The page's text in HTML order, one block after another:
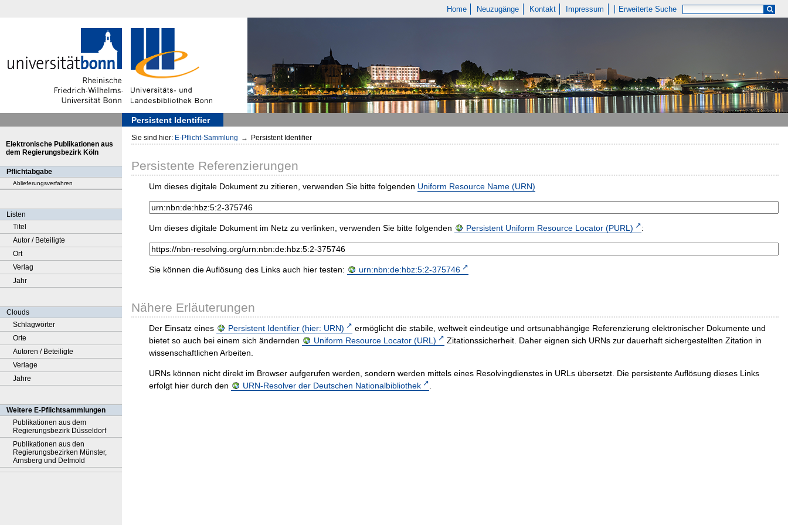
Home Neuzugänge Kontakt Impressum Erweiterte Suche
Persistent Identifier
Elektronische Publikationen aus
dem Regierungsbezirk Köln
Pflichtabgabe
Ablieferungsverfahren
Listen
Titel
Autor / Beteiligte
Ort
Verlag
Jahr
Clouds
Schlagwörter
Orte
Autoren / Beteiligte
Verlage
Jahre
Weitere E-Pflichtsammlungen
Publikationen aus dem
Regierungsbezirk Düsseldorf
Publikationen aus den
Regierungsbezirken Münster,
Arnsberg und Detmold
Sie sind hier: E-Pflicht-Sammlung → Persistent Identifier
Persistente Referenzierungen
Um dieses digitale Dokument zu zitieren, verwenden Sie bitte folgenden Uniform Resource Name (URN)
Um dieses digitale Dokument im Netz zu verlinken, verwenden Sie bitte folgenden Persistent Uniform Resource Locator (PURL) :
Sie können die Auflösung des Links auch hier testen: urn:nbn:de:hbz:5:2-375746
Nähere Erläuterungen
Der Einsatz eines Persistent Identifier (hier: URN)
ermöglicht die stabile, weltweit eindeutige und ortsunabhängige Referenzierung elektronischer Dokumente und
bietet so auch bei einem sich ändernden
Uniform Resource Locator (URL)
Zitationssicherheit. Daher eignen sich URNs zur dauerhaft sichergestellten Zitation in
wissenschaftlichen Arbeiten.
URNs können nicht direkt im Browser aufgerufen werden, sondern werden mittels eines Resolvingdienstes in URLs übersetzt. Die persistente Auflösung dieses Links
erfolgt hier durch den
URN-Resolver der Deutschen Nationalbibliothek .